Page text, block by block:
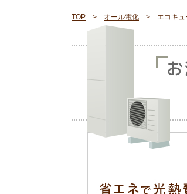
TOP > オール電化 > エコキュ